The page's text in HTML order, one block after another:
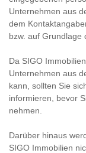
Unternehmen aus
dem
bzw. auf Grundlage
Da SIGO
Unternehmen aus
kann, sollten Sie
informieren, bevor
nehmen.
Darüber hinaus
SIGO Immobilien